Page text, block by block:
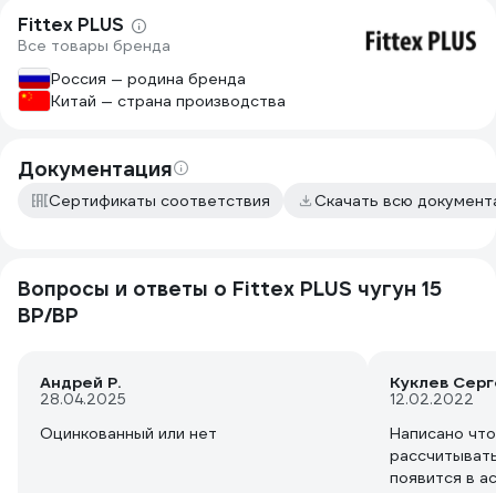
Fittex PLUS
Все товары бренда
Россия — родина бренда
Китай — страна производства
Документация
Сертификаты соответствия Скачать всю
Вопросы и ответы о Fittex PLUS чугун 15
ВР/ВР
Андрей Р.
28.04.2025
Оцинкованный или нет
Куклев
12.02.2022
Написано
появится в